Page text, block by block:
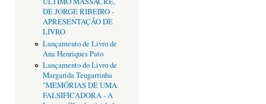
DE JORGE RIBEIRO -
APRESENTAÇÃO DE
LIVRO
Lançamento de Livro de
Ana Henriques Pato
Lançamento do Livro de
Margarida Tengarrinha
"MEMÓRIAS DE UMA
FALSIFICADORA - A